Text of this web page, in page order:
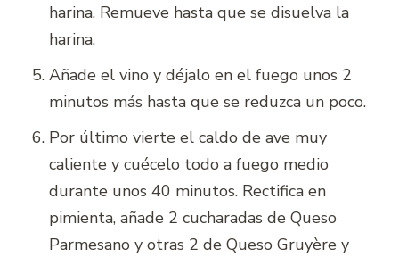
harina. Remueve hasta que se disuelva la
harina.
Añade el vino y déjalo en el fuego unos 2
minutos más hasta que se reduzca un poco.
Por último vierte el caldo de ave muy
caliente y cuécelo todo a fuego medio
durante unos 40 minutos. Rectifica en
pimienta, añade 2 cucharadas de Queso
Parmesano y otras 2 de Queso Gruyère y